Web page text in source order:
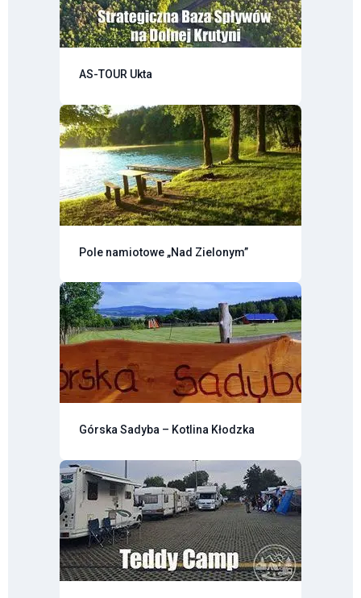
AS-TOUR Ukta
Pole namiotowe „Nad Zielonym”
Górska Sadyba – Kotlina Kłodzka